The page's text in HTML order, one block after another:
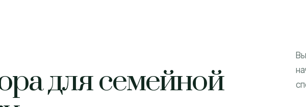
для семейной